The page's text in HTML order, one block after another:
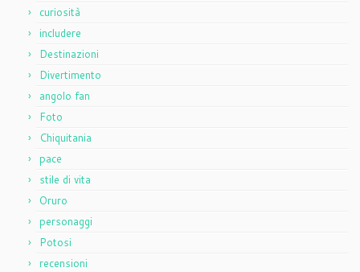
curiosità
includere
Destinazioni
Divertimento
angolo fan
Foto
Chiquitania
pace
stile di vita
Oruro
personaggi
Potosi
recensioni